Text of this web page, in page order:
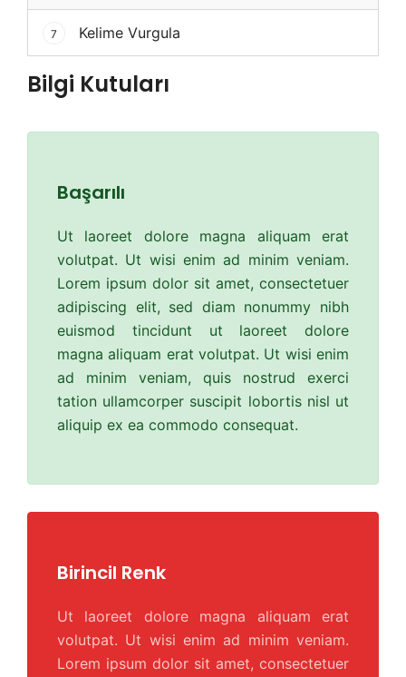
7 Kelime Vurgula
Bilgi Kutuları
Başarılı
Ut laoreet dolore magna aliquam erat
volutpat. Ut wisi enim ad minim veniam.
Lorem ipsum dolor sit amet, consectetuer
adipiscing elit, sed diam nonummy nibh
euismod tincidunt ut laoreet dolore
magna aliquam erat volutpat. Ut wisi enim
ad minim veniam, quis nostrud exerci
tation ullamcorper suscipit lobortis nisl ut
aliquip ex ea commodo consequat.
Birincil Renk
Ut laoreet dolore magna aliquam erat
volutpat. Ut wisi enim ad minim veniam.
Lorem ipsum dolor sit amet, consectetuer